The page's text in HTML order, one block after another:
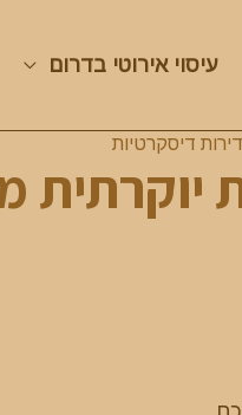
עיסוי אירוטי בדרום
דיסקרטיות
יוקרתית